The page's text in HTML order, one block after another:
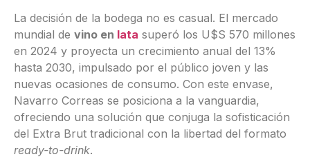
La decisión de la bodega no es casual. El mercado
mundial de vino en lata superó los U$S 570 millones
en 2024 y proyecta un crecimiento anual del 13%
hasta 2030, impulsado por el público joven y las
nuevas ocasiones de consumo. Con este envase,
Navarro Correas se posiciona a la vanguardia,
ofreciendo una solución que conjuga la sofisticación
del Extra Brut tradicional con la libertad del formato
ready-to-drink.